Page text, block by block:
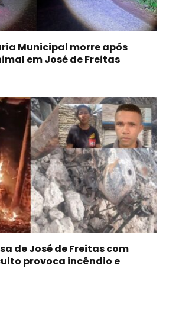
Municipal morre após
em José de Freitas
de José de Freitas com
provoca incêndio e